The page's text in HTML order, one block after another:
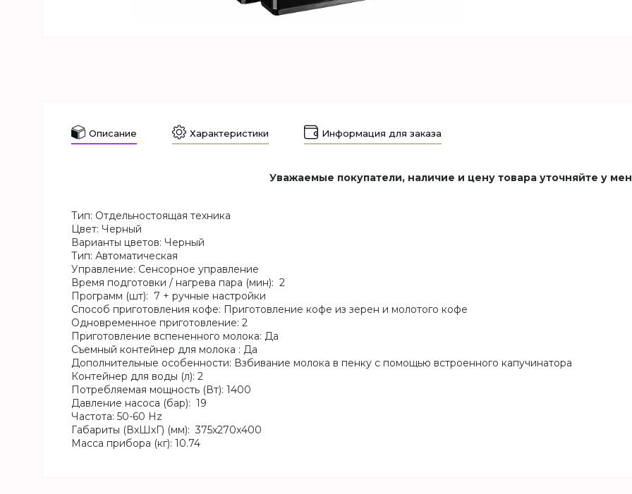
Описание Характеристики Информация для заказа
Уважаемые покупатели, наличие и цену товара уточняйте у
Тип: Отдельностоящая техника
Цвет: Черный
Варианты цветов: Черный
Тип: Автоматическая
Управление: Сенсорное управление
Время подготовки / нагрева пара (мин): 2
Программ (шт): 7 + ручные настройки
Способ приготовления кофе: Приготовление кофе из зерен и молотого кофе
Одновременное приготовление: 2
Приготовление вспененного молока: Да
Съемный контейнер для молока : Да
Дополнительные особенности: Взбивание молока в пенку с помощью встроенного капучинатора
Контейнер для воды (л): 2
Потребляемая мощность (Вт): 1400
Давление насоса (бар): 19
Частота: 50-60 Hz
Габариты (ВxШхГ) (мм): 375x270x400
Масса прибора (кг): 10.74